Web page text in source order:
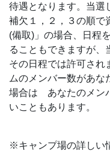
待遇となります。当選
補欠１，２，３の順で
(備取)」の場合、日程
ることもできますが、
その日程では許可され
ムのメンバー数があな
場合は あなたのメン
いこともあります。
※キャンプ場の詳しい